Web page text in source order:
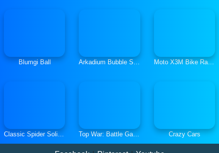
Blumgi Ball Arkadium Bubble Shooter Moto X3M Bike Race Game
Classic Spider Solitaire Top War: Battle Game Crazy Cars